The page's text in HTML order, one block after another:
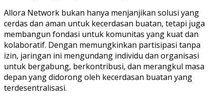
Allora Network bukan hanya menjanjikan solusi yang
cerdas dan aman untuk kecerdasan buatan, tetapi juga
membangun fondasi untuk komunitas yang kuat dan
kolaboratif. Dengan memungkinkan partisipasi tanpa
izin, jaringan ini mengundang individu dan organisasi
untuk bergabung, berkontribusi, dan merangkul masa
depan yang didorong oleh kecerdasan buatan yang
terdesentralisasi.